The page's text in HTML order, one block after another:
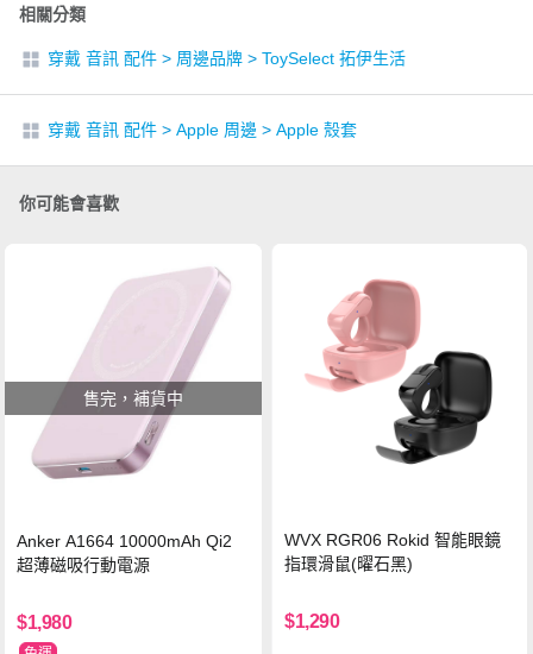
相關分類
穿戴 音訊 配件 > 周邊品牌 > ToySelect 拓伊生活
穿戴 音訊 配件 > Apple 周邊 > Apple 殼套
你可能會喜歡
售完，補貨中
Anker A1664 10000mAh Qi2
超薄磁吸行動電源
$1,980
WVX RGR06 Rokid 智能眼鏡
指環滑鼠(曜石黑)
$1,290